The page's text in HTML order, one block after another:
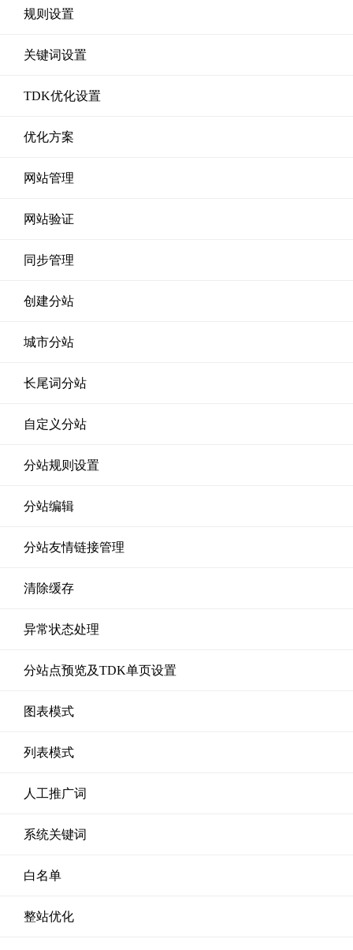
规则设置
关键词设置
TDK优化设置
优化方案
网站管理
网站验证
同步管理
创建分站
城市分站
长尾词分站
自定义分站
分站规则设置
分站编辑
分站友情链接管理
清除缓存
异常状态处理
分站点预览及TDK单页设置
图表模式
列表模式
人工推广词
系统关键词
白名单
整站优化